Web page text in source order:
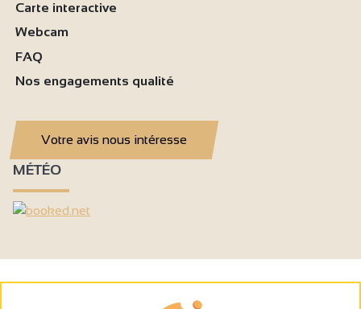
Carte interactive
Webcam
FAQ
Nos engagements qualité
Votre avis nous intéresse
MÉTÉO